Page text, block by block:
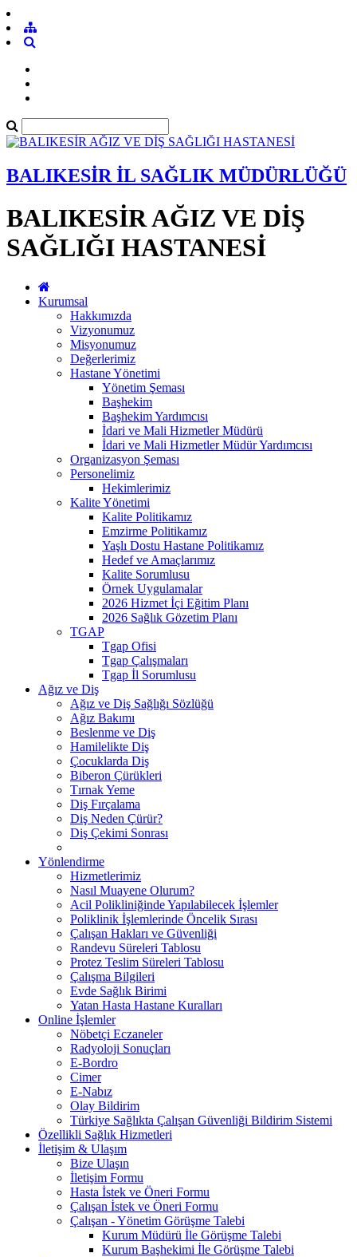
BALIKESİR İL SAĞLIK MÜDÜRLÜĞÜ
BALIKESİR AĞIZ VE DİŞ
SAĞLIĞI HASTANESİ
Kurumsal
Hakkımızda
Vizyonumuz
Misyonumuz
Değerlerimiz
Hastane Yönetimi
Yönetim Şeması
Başhekim
Başhekim Yardımcısı
İdari ve Mali Hizmetler Müdürü
İdari ve Mali Hizmetler Müdür Yardımcısı
Organizasyon Şeması
Personelimiz
Hekimlerimiz
Kalite Yönetimi
Kalite Politikamız
Emzirme Politikamız
Yaşlı Dostu Hastane Politikamız
Hedef ve Amaçlarımız
Kalite Sorumlusu
Örnek Uygulamalar
2026 Hizmet İçi Eğitim Planı
2026 Sağlık Gözetim Planı
TGAP
Tgap Ofisi
Tgap Çalışmaları
Tgap İl Sorumlusu
Ağız ve Diş
Ağız ve Diş Sağlığı Sözlüğü
Ağız Bakımı
Beslenme ve Diş
Hamilelikte Diş
Çocuklarda Diş
Biberon Çürükleri
Tırnak Yeme
Diş Fırçalama
Diş Neden Çürür?
Diş Çekimi Sonrası
Yönlendirme
Hizmetlerimiz
Nasıl Muayene Olurum?
Acil Polikliniğinde Yapılabilecek İşlemler
Poliklinik İşlemlerinde Öncelik Sırası
Çalışan Hakları ve Güvenliği
Randevu Süreleri Tablosu
Protez Teslim Süreleri Tablosu
Çalışma Bilgileri
Evde Sağlık Birimi
Yatan Hasta Hastane Kuralları
Online İşlemler
Nöbetçi Eczaneler
Radyoloji Sonuçları
E-Bordro
Cimer
E-Nabız
Olay Bildirim
Türkiye Sağlıkta Çalışan Güvenliği Bildirim Sistemi
Özellikli Sağlık Hizmetleri
İletişim & Ulaşım
Bize Ulaşın
İletişim Formu
Hasta İstek ve Öneri Formu
Çalışan İstek ve Öneri Formu
Çalışan - Yönetim Görüşme Talebi
Kurum Müdürü İle Görüşme Talebi
Kurum Başhekimi İle Görüşme Talebi